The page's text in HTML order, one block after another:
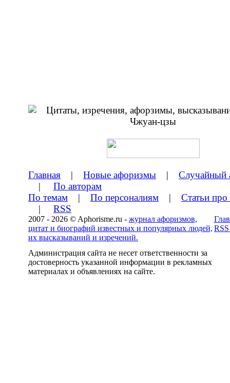
Главная | Новые афоризмы | Случайный
| По авторам
По темам | По персоналиям | Статьи
| RSS
2007 - 2026 © Aphorisme.ru - журнал афоризмов,
цитат и биографий известных и популярных людей,
их высказываний и изречений.
Администрация сайта не несет ответственности за
достоверность указанной информации в рекламных
материалах и объявлениях на сайте.